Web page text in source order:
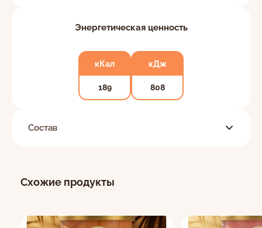
Энергетическая ценность
кКал
189
кДж
808
Состав
Схожие продукты